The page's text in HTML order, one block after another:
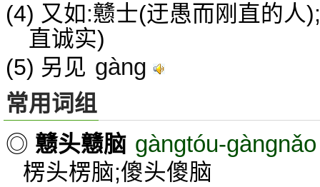
(4) 又如:戆士(迂愚而刚直的人
直诚实)
(5) 另见 gàng
常用词组
◎ 戆头戆脑 gàngtóu-gàngnǎo
楞头楞脑;傻头傻脑